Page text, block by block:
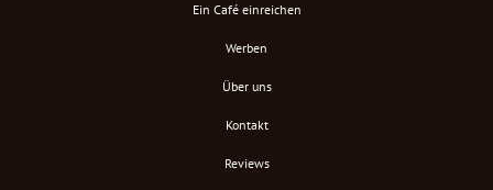
Ein Café einreichen
Werben
Über uns
Kontakt
Reviews